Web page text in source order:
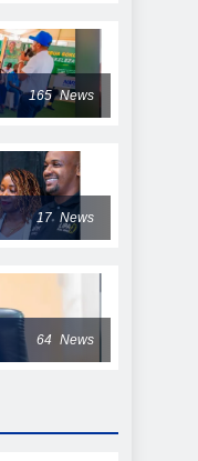
165 News
17 News
64 News